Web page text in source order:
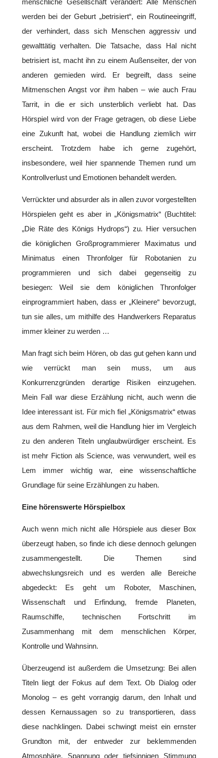
menschliche Gesellschaft verändert: Alle Menschen
werden bei der Geburt „betrisiert“, ein Routineeingriff,
der verhindert, dass sich Menschen aggressiv und
gewalttätig verhalten. Die Tatsache, dass Hal nicht
betrisiert ist, macht ihn zu einem Außenseiter, der von
anderen gemieden wird. Er begreift, dass seine
Mitmenschen Angst vor ihm haben – wie auch Frau
Tarrit, in die er sich unsterblich verliebt hat. Das
Hörspiel wird von der Frage getragen, ob diese Liebe
eine Zukunft hat, wobei die Handlung ziemlich wirr
erscheint. Trotzdem habe ich gerne zugehört,
insbesondere, weil hier spannende Themen rund um
Kontrollverlust und Emotionen behandelt werden.
Verrückter und absurder als in allen zuvor vorgestellten
Hörspielen geht es aber in „Königsmatrix“ (Buchtitel:
„Die Räte des Königs Hydrops“) zu. Hier versuchen
die königlichen Großprogrammierer Maximatus und
Minimatus einen Thronfolger für Robotanien zu
programmieren und sich dabei gegenseitig zu
besiegen: Weil sie dem königlichen Thronfolger
einprogrammiert haben, dass er „Kleinere“ bevorzugt,
tun sie alles, um mithilfe des Handwerkers Reparatus
immer kleiner zu werden …
Man fragt sich beim Hören, ob das gut gehen kann und
wie verrückt man sein muss, um aus
Konkurrenzgründen derartige Risiken einzugehen.
Mein Fall war diese Erzählung nicht, auch wenn die
Idee interessant ist. Für mich fiel „Königsmatrix“ etwas
aus dem Rahmen, weil die Handlung hier im Vergleich
zu den anderen Titeln unglaubwürdiger erscheint. Es
ist mehr Fiction als Science, was verwundert, weil es
Lem immer wichtig war, eine wissenschaftliche
Grundlage für seine Erzählungen zu haben.
Eine hörenswerte Hörspielbox
Auch wenn mich nicht alle Hörspiele aus dieser Box
überzeugt haben, so finde ich diese dennoch gelungen
zusammengestellt. Die Themen sind
abwechslungsreich und es werden alle Bereiche
abgedeckt: Es geht um Roboter, Maschinen,
Wissenschaft und Erfindung, fremde Planeten,
Raumschiffe, technischen Fortschritt im
Zusammenhang mit dem menschlichen Körper,
Kontrolle und Wahnsinn.
Überzeugend ist außerdem die Umsetzung: Bei allen
Titeln liegt der Fokus auf dem Text. Ob Dialog oder
Monolog – es geht vorrangig darum, den Inhalt und
dessen Kernaussagen so zu transportieren, dass
diese nachklingen. Dabei schwingt meist ein ernster
Grundton mit, der entweder zur beklemmenden
Atmosphäre, Spannung oder tiefsinnigen Stimmung